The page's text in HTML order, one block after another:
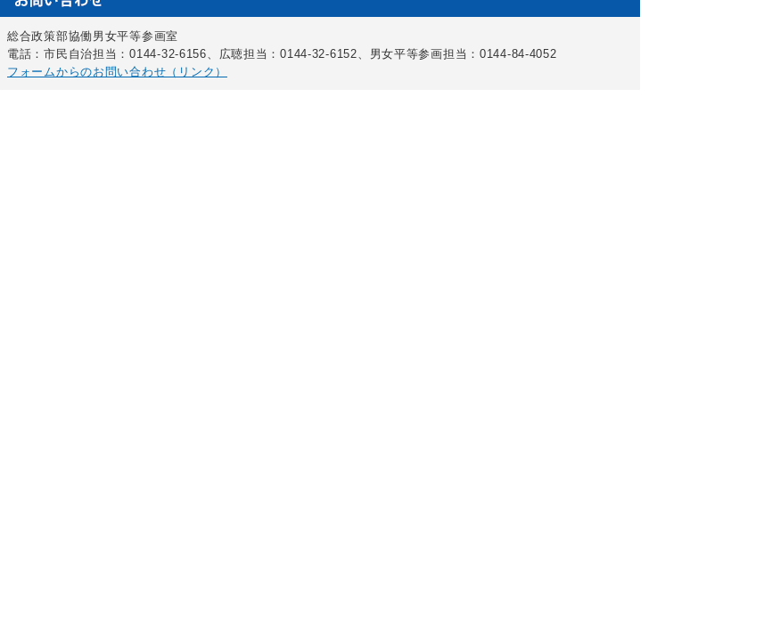
総合政策部協働男女平等参画室
電話：市民自治担当：0144-32-6156、広聴担当：0144-32-6152、男女平等参画担当：0144-84-4052
フォームからのお問い合わせ（リンク）